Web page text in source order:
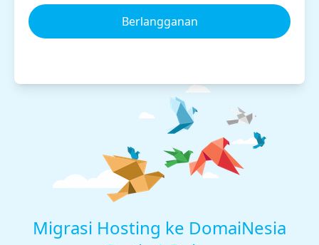
Berlangganan
Migrasi Hosting ke DomaiNesia